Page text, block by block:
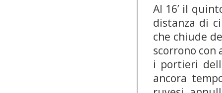
Al 16’ il
distanza di
che chiude
scorrono con
i portieri
ancora